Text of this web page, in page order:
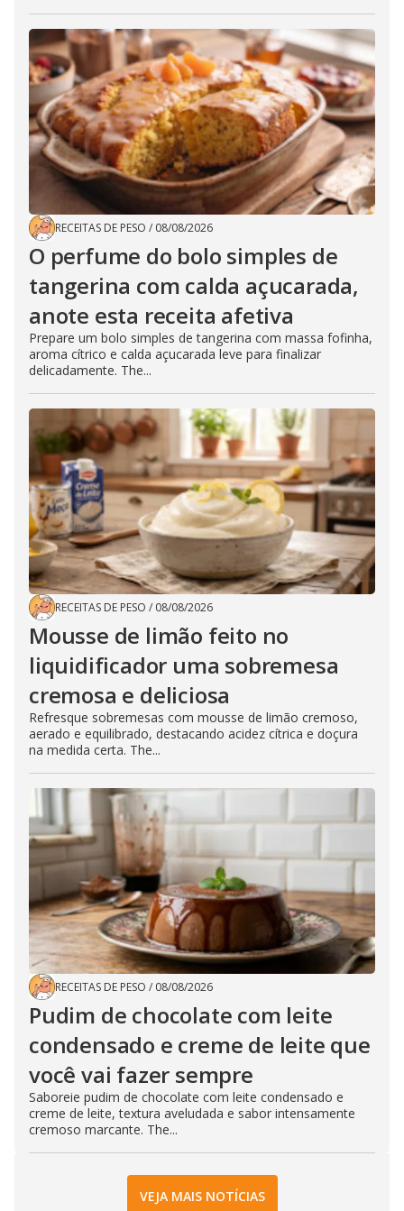
RECEITAS DE PESO / 08/08/2026
O perfume do bolo simples de
tangerina com calda açucarada,
anote esta receita afetiva
Prepare um bolo simples de tangerina com massa fofinha,
aroma cítrico e calda açucarada leve para finalizar
delicadamente. The...
RECEITAS DE PESO / 08/08/2026
Mousse de limão feito no
liquidificador uma sobremesa
cremosa e deliciosa
Refresque sobremesas com mousse de limão cremoso,
aerado e equilibrado, destacando acidez cítrica e doçura
na medida certa. The...
RECEITAS DE PESO / 08/08/2026
Pudim de chocolate com leite
condensado e creme de leite que
você vai fazer sempre
Saboreie pudim de chocolate com leite condensado e
creme de leite, textura aveludada e sabor intensamente
cremoso marcante. The...
VEJA MAIS NOTÍCIAS